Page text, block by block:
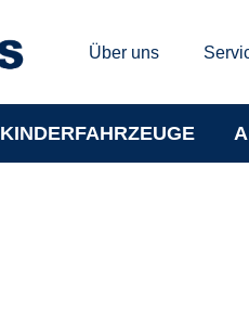
Über uns
KINDERFAHRZEUGE